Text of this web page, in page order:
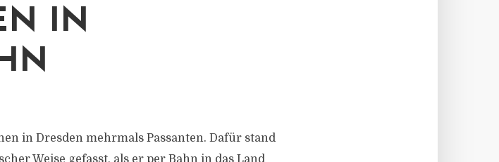
IN
in Dresden mehrmals Passanten. Dafür stand
Weise gefasst, als er per Bahn in das Land